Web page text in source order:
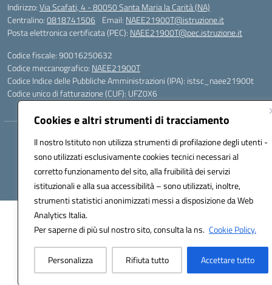
Cookies e altri strumenti di tracciamento
Il nostro Istituto non utilizza strumenti di profilazione degli utenti -
sono utilizzati esclusivamente cookies tecnici necessari al
corretto funzionamento del sito, alla fruibilità dei servizi
istituzionali e alla sua accessibilità – sono utilizzati, inoltre,
strumenti statistici anonimizzati messi a disposizione da Web
Analytics Italia.
Per saperne di più sul nostro sito, consulta la ns. Cookie Policy.
Personalizza Rifiuta tutto Accettare tutto
Indirizzo:Via Scafati, 4 - 80050 Santa Maria la Carità (NA)
Centralino:0818741506 Email: NAEE21900T@istruzione.it
Posta elettronica certificata (PEC): NAEE21900T@pec.istruzione.it
Codice fiscale: 90016250632
Codice meccanografico: NAEE21900T
Codice Indice delle Pubbliche Amministrazioni (IPA): istsc_naee21900t
Codice unico di fatturazione (CUF): UFZ0X6
Hosting & Powered by 3D Solution S.r.l.
Concept & Design by Designers Italia